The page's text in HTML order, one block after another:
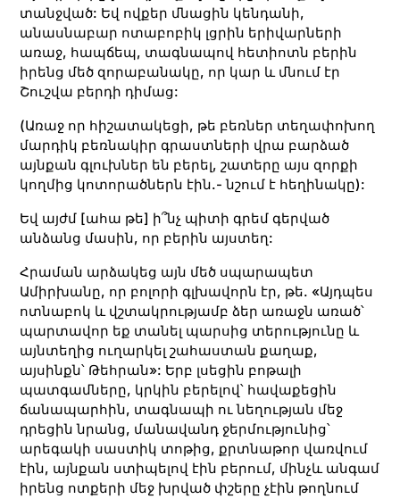
տանջված: Եվ ովքեր մնացին կենդանի,
անասնաբար ոտաբոբիկ լցրին երիվարների
առաջ, հապճեպ, տագնապով հետիոտն բերին
իրենց մեծ զորաբանակը, որ կար և մնում էր
Շուշվա բերդի դիմաց:
(Առաջ որ հիշատակեցի, թե բեռներ տեղափոխող
մարդիկ բեռնակիր գրաստների վրա բարձած
այնքան գլուխներ են բերել, շատերը այս զորքի
կողմից կոտորածներն էին.- նշում է հեղինակը):
Եվ այժմ [ահա թե] ի՞նչ պիտի գրեմ գերված
անձանց մասին, որ բերին այստեղ:
Հրաման արձակեց այն մեծ սպարապետ
Ամիրխանը, որ բոլորի գլխավորն էր, թե. «Այդպես
ոտնաբոկ և վշտակրությամբ ձեր առաջն առած՝
պարտավոր եք տանել պարսից տերությունը և
այնտեղից ուղարկել շահաստան քաղաք,
այսինքն՝ Թեհրան»: Երբ լսեցին բոթալի
պատգամները, կրկին բերելով՝ հավաքեցին
ճանապարհին, տագնապի ու նեղության մեջ
դրեցին նրանց, մանավանդ ջերմությունից՝
արեգակի սաստիկ տոթից, քրտնաթոր վառվում
էին, այնքան ստիպելով էին բերում, մինչև անգամ
իրենց ոտքերի մեջ խրված փշերը չէին թողնում